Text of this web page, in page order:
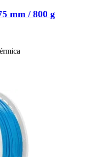
mm / 800 g